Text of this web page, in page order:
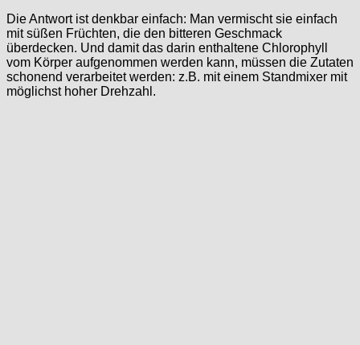
Die Antwort ist denkbar einfach: Man vermischt sie einfach
mit süßen Früchten, die den bitteren Geschmack
überdecken. Und damit das darin enthaltene Chlorophyll
vom Körper aufgenommen werden kann, müssen die Zutaten
schonend verarbeitet werden: z.B. mit einem Standmixer mit
möglichst hoher Drehzahl.